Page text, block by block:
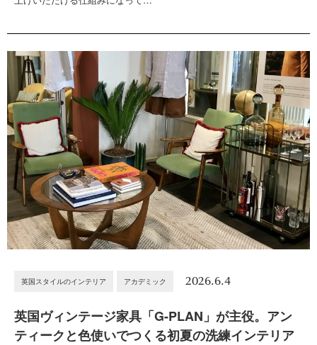
英国スタイルのインテリア アカデミック 2026.6.4
英国ヴィンテージ家具「G-PLAN」が主役。アン
ティークと色使いでつくる初夏の洗練インテリア